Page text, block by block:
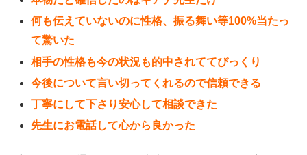
何も伝えていないのに性格、振る舞い等100%当たっ
て驚いた
相手の性格も今の状況も的中されててびっくり
今後について言い切ってくれるので信頼できる
丁寧にして下さり安心して相談できた
先生にお電話して心から良かった